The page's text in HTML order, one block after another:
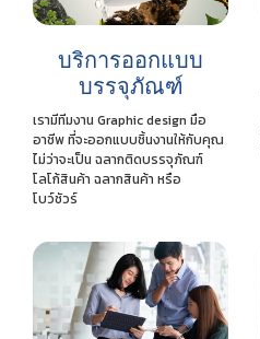
บริการออกแบบ
บรรจุภัณฑ์
เรามีทีมงาน Graphic design มือ
อาชีพ ที่จะออกแบบชิ้นงานให้กับคุณ
ไม่ว่าจะเป็น ฉลากติดบรรจุภัณฑ์
โลโก้สินค้า ฉลากสินค้า หรือ
โบว์ชัวร์